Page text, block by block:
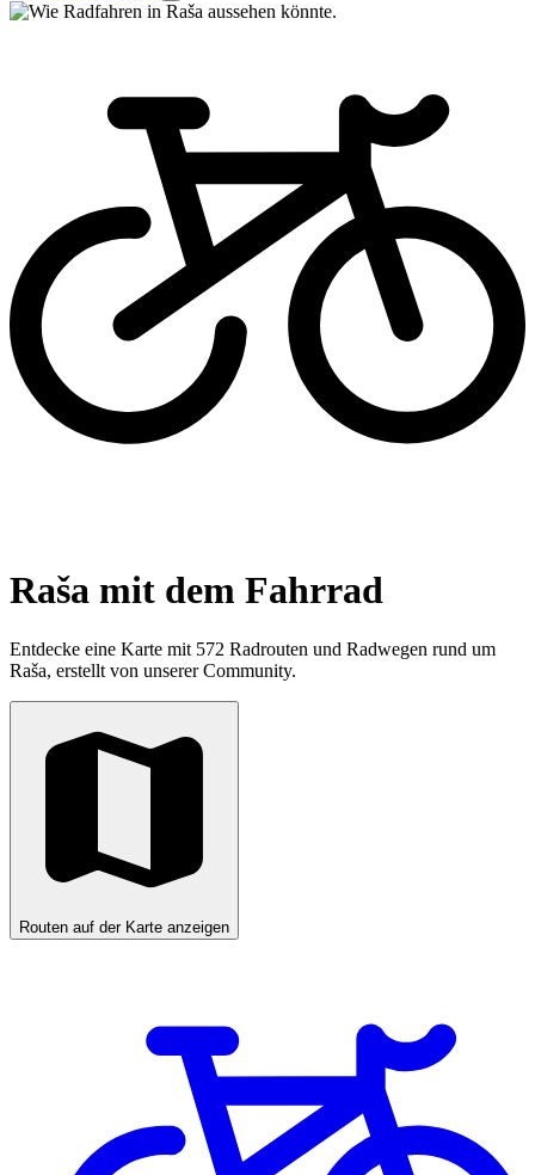
Raša mit dem Fahrrad
Entdecke eine Karte mit 572 Radrouten und Radwegen rund um
Raša, erstellt von unserer Community.
Routen auf der Karte anzeigen